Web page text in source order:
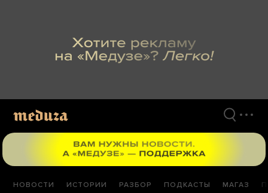
НОВОСТИ ИСТОРИИ РАЗБОР ПОДКАСТЫ МАГАЗ